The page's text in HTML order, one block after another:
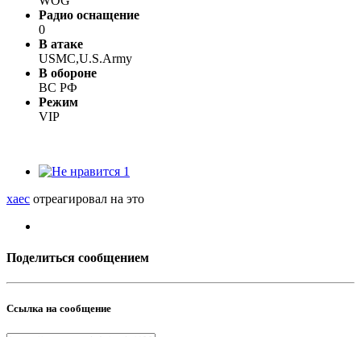
Радио оснащение
0
В атаке
USMC,U.S.Army
В обороне
ВС РФ
Режим
VIP
1
xaec отреагировал на это
Поделиться сообщением
Ссылка на сообщение